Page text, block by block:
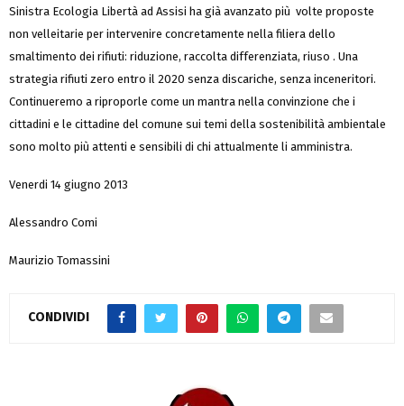
Sinistra Ecologia Libertà ad Assisi ha già avanzato più volte proposte
non velleitarie per intervenire concretamente nella filiera dello
smaltimento dei rifiuti: riduzione, raccolta differenziata, riuso . Una
strategia rifiuti zero entro il 2020 senza discariche, senza inceneritori.
Continueremo a riproporle come un mantra nella convinzione che i
cittadini e le cittadine del comune sui temi della sostenibilità ambientale
sono molto più attenti e sensibili di chi attualmente li amministra.
Venerdi 14 giugno 2013
Alessandro Comi
Maurizio Tomassini
CONDIVIDI